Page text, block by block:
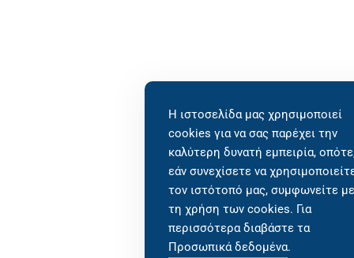
Η ιστοσελίδα μας χρησιμοποιεί
cookies για να σας παρέχει την
καλύτερη δυνατή εμπειρία,
εάν συνεχίσετε να
τον ιστότοπό μας, συμφωνείτε με
τη χρήση των cookies. Για
περισσότερα διαβάστε τα
Προσωπικά δεδομένα.